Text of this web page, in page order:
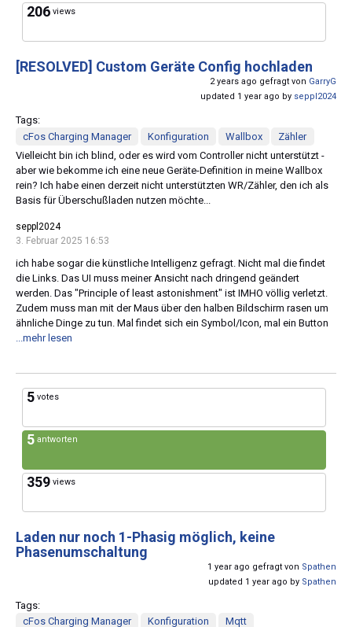
206 views
[RESOLVED] Custom Geräte Config hochladen
2 years ago gefragt von GarryG
updated 1 year ago by seppl2024
Tags:
cFos Charging Manager
Konfiguration Wallbox
Zähler
Vielleicht bin ich blind, oder es wird vom Controller nicht unterstützt -
aber wie bekomme ich eine neue Geräte-Definition in meine Wallbox
rein? Ich habe einen derzeit nicht unterstützten WR/Zähler, den ich als
Basis für Überschußladen nutzen möchte...
seppl2024
3. Februar 2025 16:53
ich habe sogar die künstliche Intelligenz gefragt. Nicht mal die findet
die Links. Das UI muss meiner Ansicht nach dringend geändert
werden. Das "Principle of least astonishment" ist IMHO völlig verletzt.
Zudem muss man mit der Maus über den halben Bildschirm rasen um
ähnliche Dinge zu tun. Mal findet sich ein Symbol/Icon, mal ein Button
...mehr lesen
5 votes
5 antworten
359 views
Laden nur noch 1-Phasig möglich, keine
Phasenumschaltung
1 year ago gefragt von Spathen
updated 1 year ago by Spathen
Tags:
cFos Charging Manager
Konfiguration Mqtt